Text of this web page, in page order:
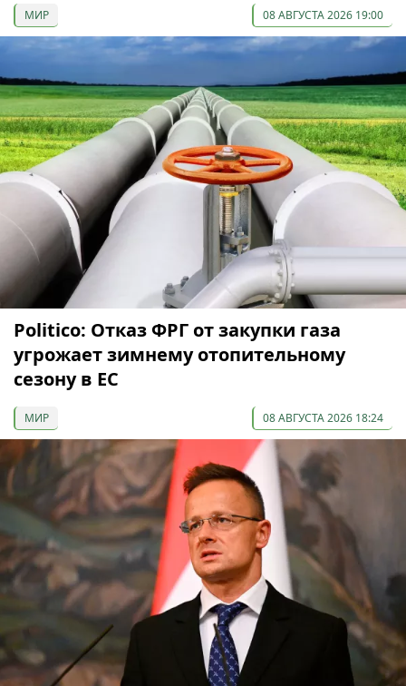
МИР 08 АВГУСТА 2026 19:00
Politico: Отказ ФРГ от закупки газа
угрожает зимнему отопительному
сезону в ЕС
МИР 08 АВГУСТА 2026 18:24